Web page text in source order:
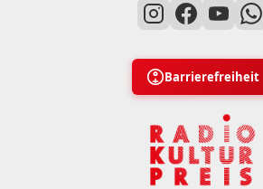
Barrierefreiheit